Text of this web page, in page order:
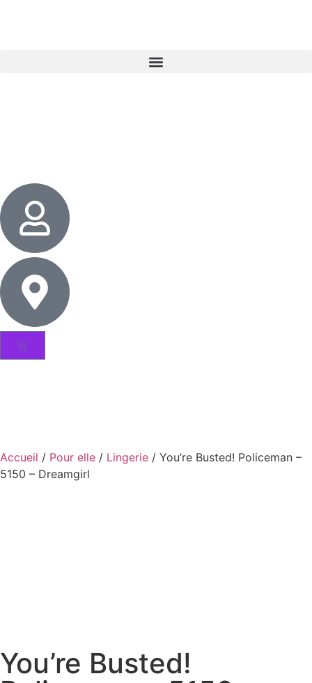
Accueil / Pour elle / Lingerie / You’re Busted! Policeman –
5150 – Dreamgirl
You’re Busted!